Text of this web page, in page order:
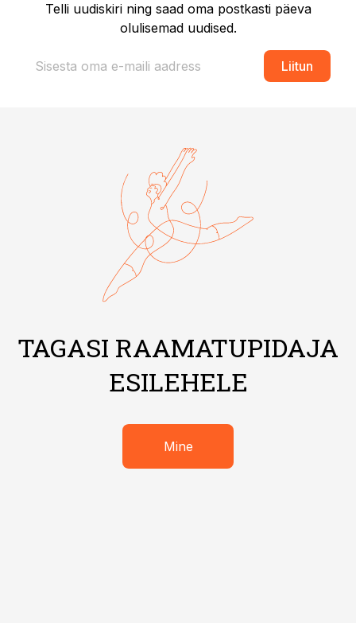
Telli uudiskiri ning saad oma postkasti päeva
olulisemad uudised.
Liitun
TAGASI RAAMATUPIDAJA
ESILEHELE
Mine